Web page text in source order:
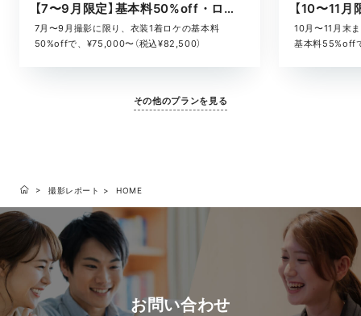
【7〜9月限定】基本料50%off・ロケキャンペーン
7月〜9月撮影に限り、衣装1着ロケの基本料
50%offで、¥75,000〜（税込¥82,500）
10月〜11月末
基本料55%off
その他のプランを見る
撮影レポート HOME
お問い合わせ